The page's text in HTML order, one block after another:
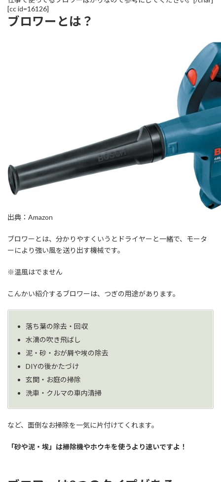
[cc id=16126]
ブロワーとは？
出典：Amazon
ブロワーとは、分かりやすくいうとドライヤーと一緒で、モータ
ーにより強い風を送り出す機械です。
※温風はでません
こんかい紹介するブロワーは、つぎの用途があります。
落ち葉の除去・回収
水滴の吹き飛ばし
泥・砂・おが屑や埃の除去
DIYの後かたづけ
玄関・お庭の掃除
洗車・クルマの車内清掃
など、面倒なお掃除を一気に片付けてくれます。
「砂や泥・埃」は掃除機やホウキを使うより速いですよ！